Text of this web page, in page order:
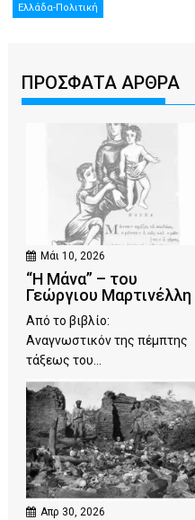
Ελλάδα-Πολιτική
ΠΡΟΣΦΑΤΑ ΑΡΘΡΑ
Μάι 10, 2026
“Η Μάνα” – του
Γεώργιου Μαρτινέλλη
Από το βιβλίο:
Αναγνωστικόν της πέμπτης
τάξεως του...
Απρ 30, 2026